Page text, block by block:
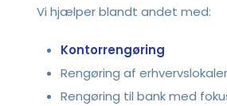
Vi hjælper blandt andet med:
Kontorrengøring
Rengøring af
Rengøring til bank med